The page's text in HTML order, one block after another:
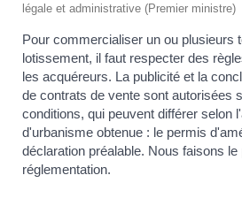
légale et administrative (Premier ministre)
Pour commercialiser un ou plusieurs
lotissement, il faut respecter des
les acquéreurs. La publicité et la
de contrats de vente sont autorisées
conditions, qui peuvent différer selon
d'urbanisme obtenue : le permis
déclaration préalable. Nous faisons le
réglementation.